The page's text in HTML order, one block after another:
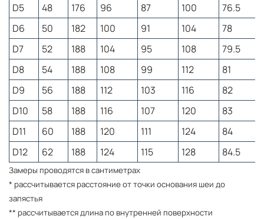
Как подобрать размер?
Спортивный костюм соответствует таблице
российских размеров. Полноразмерные ряды. Для
того, чтобы правильно подобрать ориентируйтесь по
таблице предоставленной ниже. Если есть сложности,
то оставьте заявку, менеджер проконсультирует Вас, и
поможет правильно подобрать размер.
Мужские размеры
Разм
ряд
Разм Рост Обхват
груди
Обхват Обхват Длина
D3
44 170 88 79 92 74.5
D4
46 170 92 83 96
D5
48 176 96 87 100 76.5
D6
50 182 100 91 104 78
D7
52 188 104 95 108 79.5
D8
54 188 108 99 112 81
D9
56 188 112 103 116 82
D10
58 188 116 107 120 83
D11
60 188 120 111 124 84
D12
62 188 124 115 128 84.5
Замеры проводятся в сантиметрах
* рассчитывается расстояние от точки основания шеи до
запястья
** рассчитывается длина по внутренней поверхности